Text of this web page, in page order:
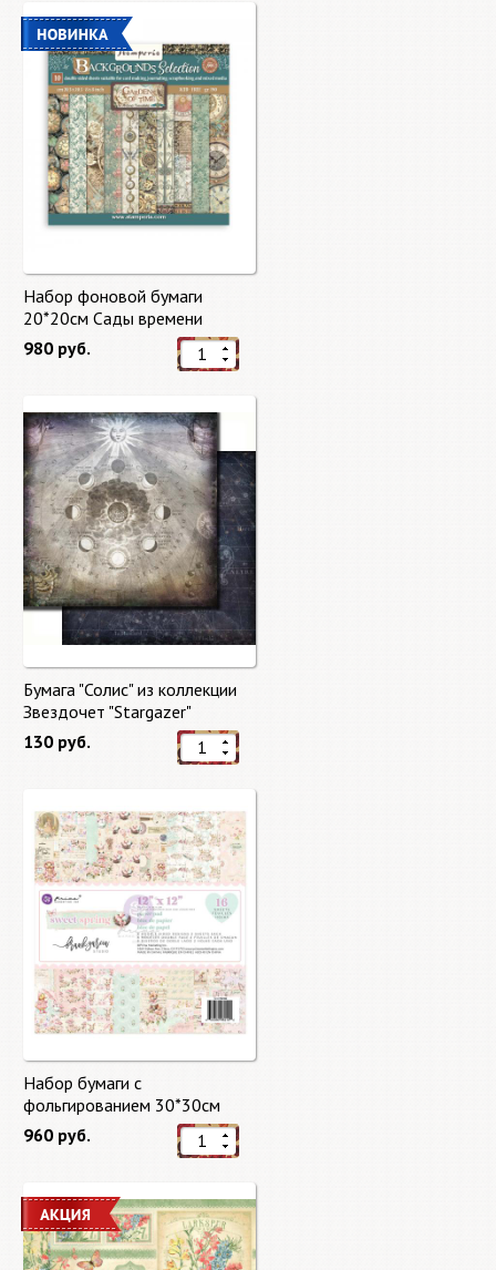
Набор фоновой бумаги
20*20см Сады времени
(Gardens of Time) 10 листов +
бонус от Stamperia
980 руб.
Бумага "Солис" из коллекции
Звездочет "Stargazer"
130 руб.
Набор бумаги с
фольгированием 30*30см
Сладкая весна "Sweet Spring"
8 листов Prima Marketing
960 руб.